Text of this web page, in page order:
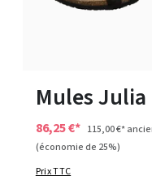
Mules
86,25 €* 115,00 €*
(économie de 25%)
Prix TTC